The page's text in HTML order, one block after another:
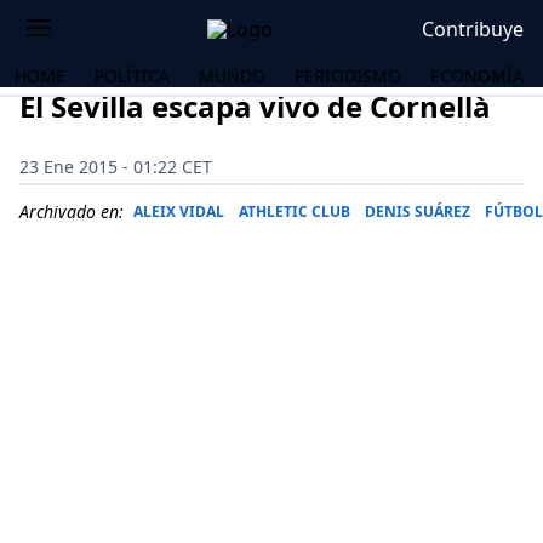
Contribuye
HOME POLÍTICA MUNDO PERIODISMO ECONOMÍA
El Sevilla escapa vivo de Cornellà
23 Ene 2015 - 01:22 CET
Archivado en: ALEIX VIDAL ATHLETIC CLUB DENIS SUÁREZ FÚTBOL